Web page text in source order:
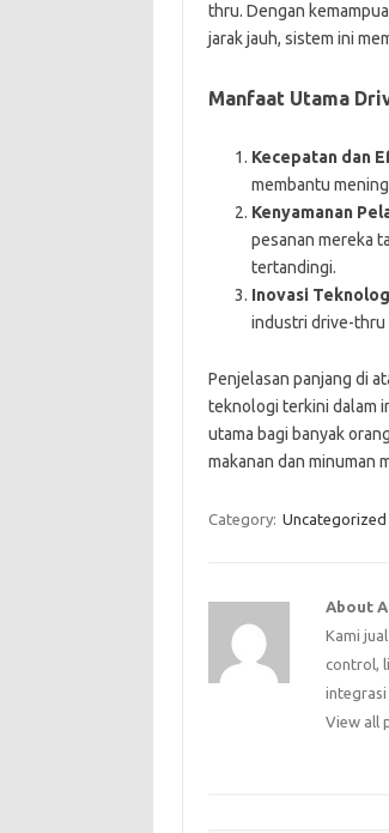
thru. Dengan
jarak jauh, sistem ini
Manfaat Utama
Kecepatan dan
membantu
Kenyamanan
pesanan mereka
tertandingi.
Inovasi
industri drive-thru
Penjelasan panjang di
teknologi terkini dalam
utama bagi banyak
makanan dan minuman
Category: Uncategorized
About
Kami
control,
integrasi
View all